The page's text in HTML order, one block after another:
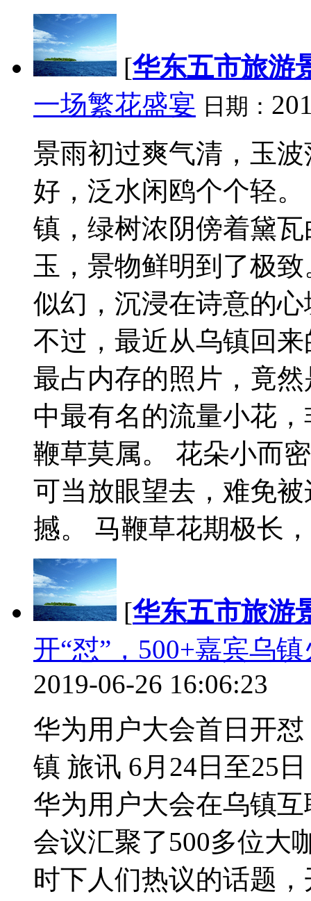
[华东五市旅游
一场繁花盛宴 日期：
景雨初过爽气清，玉
好，泛水闲鸥个个轻
镇，绿树浓阴傍着黛
玉，景物鲜明到了极
似幻，沉浸在诗意的
不过，最近从乌镇回
最占内存的照片，竟
中最有名的流量小花
鞭草莫属。 花朵小而
可当放眼望去，难免
撼。 马鞭草花期极长
[华东五市旅游
开“怼”，500+嘉宾乌
2019-06-26 16:06:23
华为用户大会首日开
镇 旅讯 6月24日至25
华为用户大会在乌镇
会议汇聚了500多位大
时下人们热议的话题